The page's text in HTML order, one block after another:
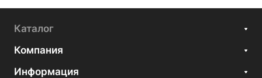
Каталог
Компания
Информация